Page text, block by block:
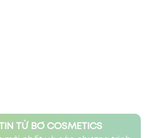
TỪ BƠ COSMETICS